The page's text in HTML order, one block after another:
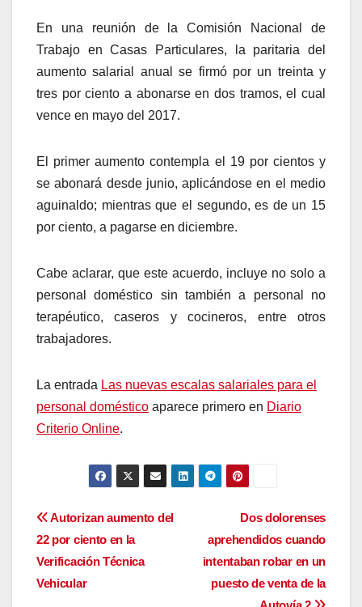
En una reunión de la Comisión Nacional de
Trabajo en Casas Particulares, la paritaria del
aumento salarial anual se firmó por un treinta y
tres por ciento a abonarse en dos tramos, el cual
vence en mayo del 2017.
El primer aumento contempla el 19 por cientos y
se abonará desde junio, aplicándose en el medio
aguinaldo; mientras que el segundo, es de un 15
por ciento, a pagarse en diciembre.
Cabe aclarar, que este acuerdo, incluye no solo a
personal doméstico sin también a personal no
terapéutico, caseros y cocineros, entre otros
trabajadores.
La entrada Las nuevas escalas salariales para el
personal doméstico aparece primero en Diario
Criterio Online.
Navegación
de
entradas
Dos dolorenses
aprehendidos cuando
intentaban robar en un
puesto de venta de la
Autorizan aumento del
22 por ciento en la
Verificación Técnica
Vehicular